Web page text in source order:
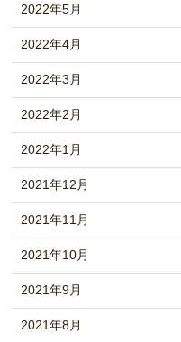
2022年5月
2022年4月
2022年3月
2022年2月
2022年1月
2021年12月
2021年11月
2021年10月
2021年9月
2021年8月